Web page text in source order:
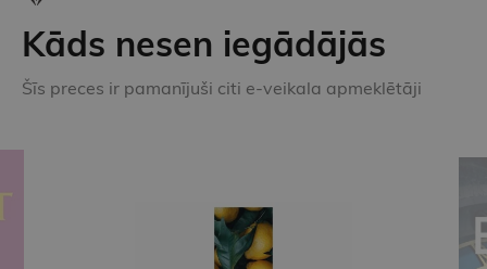
Kāds nesen iegādājās
Šīs preces ir pamanījuši citi e-veikala apmeklētāji